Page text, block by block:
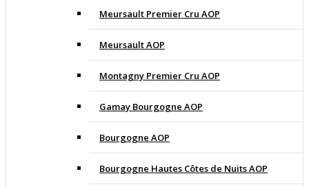
Meursault Premier Cru AOP
Meursault AOP
Montagny Premier Cru AOP
Gamay Bourgogne AOP
Bourgogne AOP
Bourgogne Hautes Côtes de Nuits AOP